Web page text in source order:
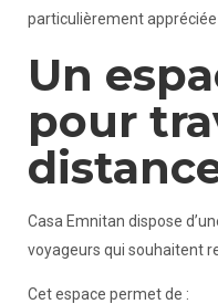
particulièrement appréciée
Un
pour
Casa Emnitan dispose
voyageurs qui souhaitent
Cet espace permet de :